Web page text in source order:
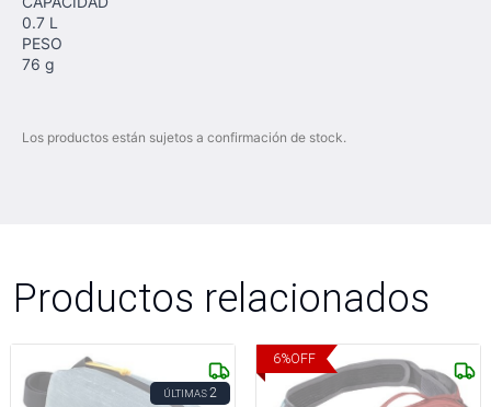
0.7 L
PESO
76 g
Los productos están sujetos a confirmación de stock.
Productos relacionados
ÚLTIMAS2
6%OFF